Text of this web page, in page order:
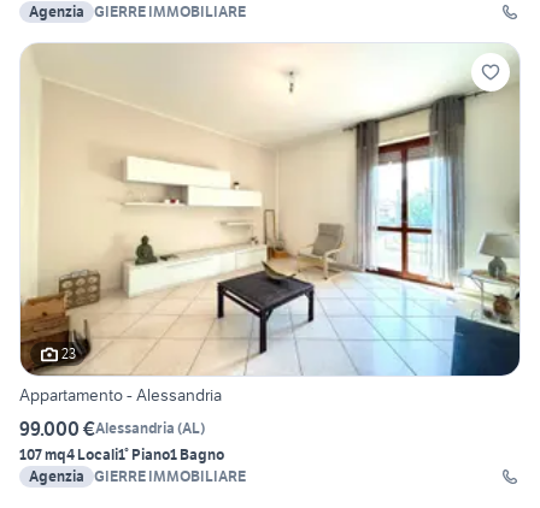
Agenzia GIERRE IMMOBILIARE
23
Appartamento - Alessandria
99.000 €Alessandria (AL)
107 mq4 Locali1° Piano1 Bagno
Agenzia GIERRE IMMOBILIARE